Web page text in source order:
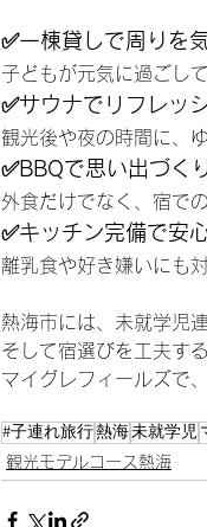
✅一棟貸しで周りを
子どもが元気に過ごし
✅サウナでリフレッ
観光後や夜の時間に、
✅BBQで思い出づく
外食だけでなく、宿で
✅キッチン完備で安
離乳食や好き嫌いにも
熱海市には、未就学児
そして宿選びを工夫す
マイグレフィールズで
#子連れ旅行熱海未就学児
観光モデルコース熱海